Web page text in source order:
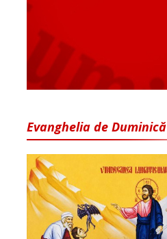
Evanghelia de Duminică